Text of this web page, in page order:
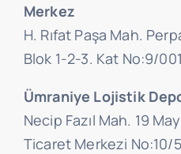
Merkez
H. Rıfat Paşa Mah.
Blok 1-2-3. Kat No:9/
Ümraniye Lojistik
Necip Fazıl Mah. 19
Ticaret Merkezi No:10/